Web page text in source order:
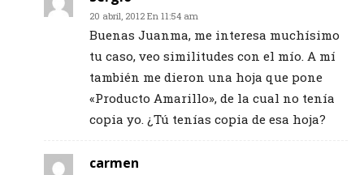
20 abril, 2012 En 11:54 am
Buenas Juanma, me interesa muchísimo
tu caso, veo similitudes con el mío. A mí
también me dieron una hoja que pone
«Producto Amarillo», de la cual no tenía
copia yo. ¿Tú tenías copia de esa hoja?
carmen